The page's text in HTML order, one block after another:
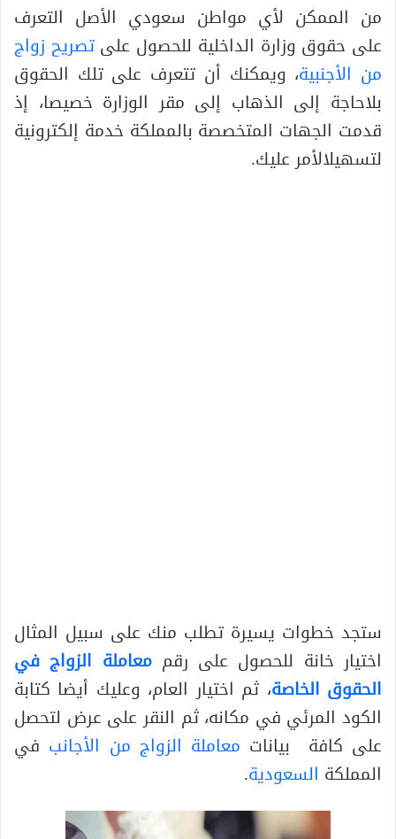
من الممكن لأي مواطن سعودي الأصل التعرف
على حقوق وزارة الداخلية للحصول علىتصريح زواج
من الأجنبية، ويمكنك أن تتعرف على تلك الحقوق
بلاحاجة إلى الذهاب إلى مقر الوزارة خصيصا، إذ
قدمت الجهات المتخصصة بالمملكة خدمة إلكترونية
لتسهيلالأمر عليك.
ستجد خطوات يسيرة تطلب منك على سبيل المثال
اختيار خانة للحصول على رقممعاملة الزواج في
الحقوق الخاصة، ثم اختيار العام، وعليك أيضا كتابة
الكود المرئي في مكانه، ثم النقر على عرض لتحصل
على كافة بيانات معاملة الزواج من الأجانب في
المملكة السعودية.